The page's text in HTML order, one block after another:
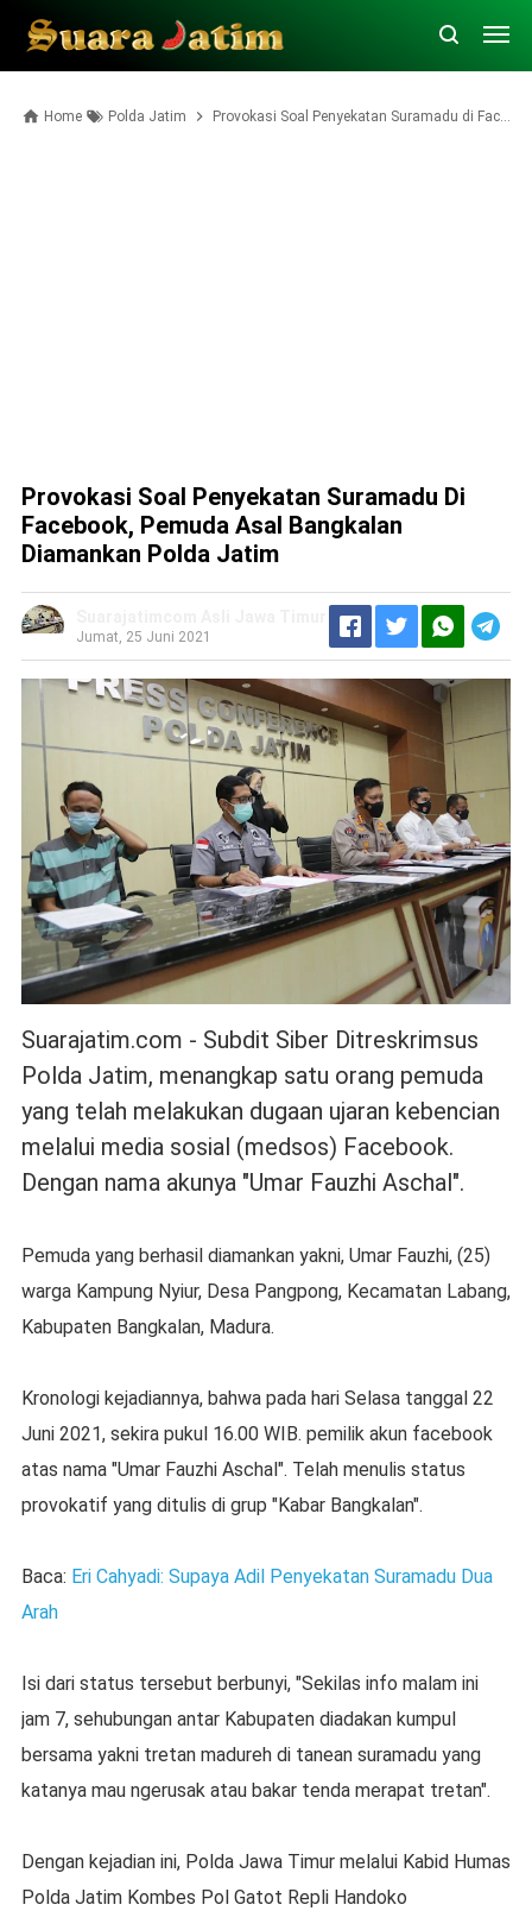
Home Polda Jatim Provokasi Soal Penyekatan Suramadu di Facebook, Pemuda Asal Bangkalan Diamankan Polda Jatim
Provokasi Soal Penyekatan Suramadu Di
Facebook, Pemuda Asal Bangkalan
Diamankan Polda Jatim
Jumat, 25 Juni 2021
Suarajatim.com - Subdit Siber Ditreskrimsus
Polda Jatim, menangkap satu orang pemuda
yang telah melakukan dugaan ujaran kebencian
melalui media sosial (medsos) Facebook.
Dengan nama akunya "Umar Fauzhi Aschal".
Pemuda yang berhasil diamankan yakni, Umar Fauzhi, (25)
warga Kampung Nyiur, Desa Pangpong, Kecamatan Labang,
Kabupaten Bangkalan, Madura.
Kronologi kejadiannya, bahwa pada hari Selasa tanggal 22
Juni 2021, sekira pukul 16.00 WIB. pemilik akun facebook
atas nama "Umar Fauzhi Aschal". Telah menulis status
provokatif yang ditulis di grup "Kabar Bangkalan".
Baca: Eri Cahyadi: Supaya Adil Penyekatan Suramadu Dua
Arah
Isi dari status tersebut berbunyi, "Sekilas info malam ini
jam 7, sehubungan antar Kabupaten diadakan kumpul
bersama yakni tretan madureh di tanean suramadu yang
katanya mau ngerusak atau bakar tenda merapat tretan".
Dengan kejadian ini, Polda Jawa Timur melalui Kabid Humas
Polda Jatim Kombes Pol Gatot Repli Handoko